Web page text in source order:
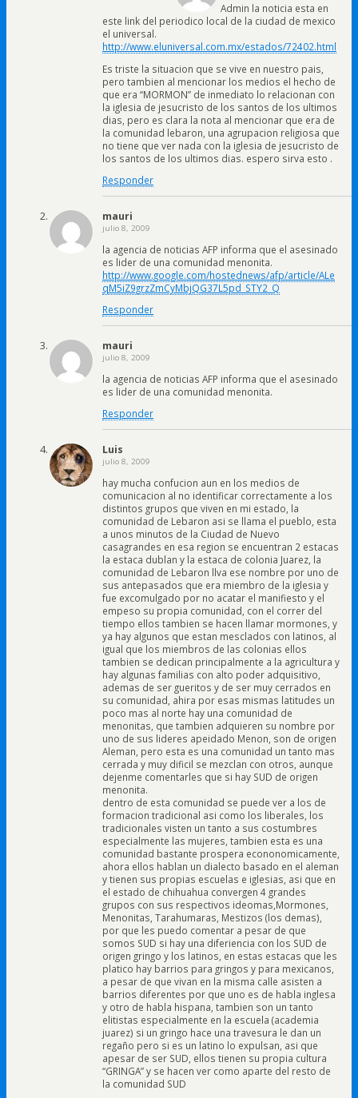
Admin la noticia esta en
este link del periodico local de la ciudad de mexico
el universal.
http://www.eluniversal.com.mx/estados/72402.html
Es triste la situacion que se vive en nuestro pais,
pero tambien al mencionar los medios el hecho de
que era “MORMON” de inmediato lo relacionan con
la iglesia de jesucristo de los santos de los ultimos
dias, pero es clara la nota al mencionar que era de
la comunidad lebaron, una agrupacion religiosa que
no tiene que ver nada con la iglesia de jesucristo de
los santos de los ultimos dias. espero sirva esto .
Responder
mauri
julio 8, 2009
la agencia de noticias AFP informa que el asesinado
es lider de una comunidad menonita.
http://www.google.com/hostednews/afp/article/ALe
qM5iZ9grzZmCyMbjQG37L5pd_STY2_Q
Responder
mauri
julio 8, 2009
la agencia de noticias AFP informa que el asesinado
es lider de una comunidad menonita.
Responder
Luis
julio 8, 2009
hay mucha confucion aun en los medios de
comunicacion al no identificar correctamente a los
distintos grupos que viven en mi estado, la
comunidad de Lebaron asi se llama el pueblo, esta
a unos minutos de la Ciudad de Nuevo
casagrandes en esa region se encuentran 2 estacas
la estaca dublan y la estaca de colonia Juarez, la
comunidad de Lebaron llva ese nombre por uno de
sus antepasados que era miembro de la iglesia y
fue excomulgado por no acatar el manifiesto y el
empeso su propia comunidad, con el correr del
tiempo ellos tambien se hacen llamar mormones, y
ya hay algunos que estan mesclados con latinos, al
igual que los miembros de las colonias ellos
tambien se dedican principalmente a la agricultura y
hay algunas familias con alto poder adquisitivo,
ademas de ser gueritos y de ser muy cerrados en
su comunidad, ahira por esas mismas latitudes un
poco mas al norte hay una comunidad de
menonitas, que tambien adquieren su nombre por
uno de sus lideres apeidado Menon, son de origen
Aleman, pero esta es una comunidad un tanto mas
cerrada y muy dificil se mezclan con otros, aunque
dejenme comentarles que si hay SUD de origen
menonita.
dentro de esta comunidad se puede ver a los de
formacion tradicional asi como los liberales, los
tradicionales visten un tanto a sus costumbres
especialmente las mujeres, tambien esta es una
comunidad bastante prospera econonomicamente,
ahora ellos hablan un dialecto basado en el aleman
y tienen sus propias escuelas e iglesias, asi que en
el estado de chihuahua convergen 4 grandes
grupos con sus respectivos ideomas,Mormones,
Menonitas, Tarahumaras, Mestizos (los demas),
por que les puedo comentar a pesar de que
somos SUD si hay una diferiencia con los SUD de
origen gringo y los latinos, en estas estacas que les
platico hay barrios para gringos y para mexicanos,
a pesar de que vivan en la misma calle asisten a
barrios diferentes por que uno es de habla inglesa
y otro de habla hispana, tambien son un tanto
elitistas especialmente en la escuela (academia
juarez) si un gringo hace una travesura le dan un
regaño pero si es un latino lo expulsan, asi que
apesar de ser SUD, ellos tienen su propia cultura
“GRINGA” y se hacen ver como aparte del resto de
la comunidad SUD